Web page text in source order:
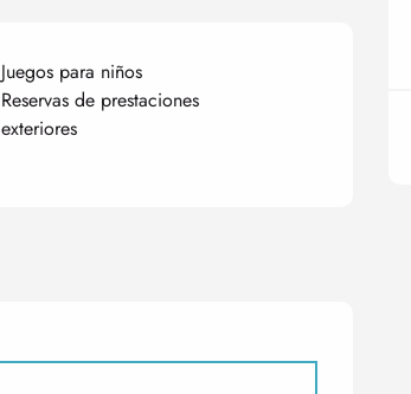
Juegos para niños
Reservas de prestaciones
exteriores